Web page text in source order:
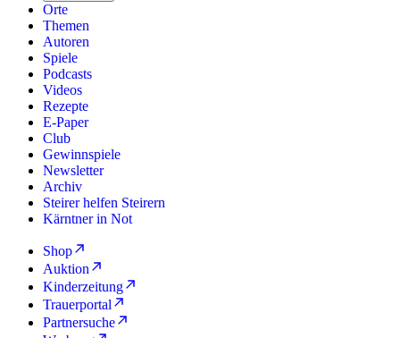
Orte
Themen
Autoren
Spiele
Podcasts
Videos
Rezepte
E-Paper
Club
Gewinnspiele
Newsletter
Archiv
Steirer helfen Steirern
Kärntner in Not
Shop
Auktion
Kinderzeitung
Trauerportal
Partnersuche